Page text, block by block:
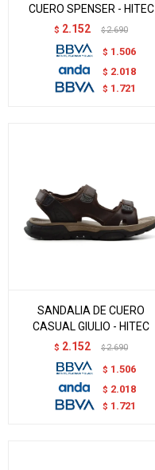
CUERO SPENSER - HITEC
$ 2.152 $ 2.690
$ 1.506
$ 2.018
$ 1.721
SANDALIA DE CUERO
CASUAL GIULIO - HITEC
$ 2.152 $ 2.690
$ 1.506
$ 2.018
$ 1.721